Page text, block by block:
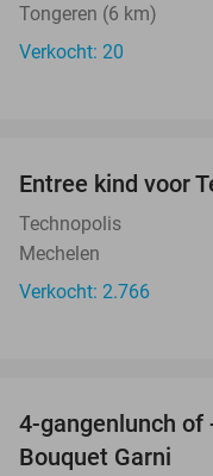
Tongeren (6 km)
Verkocht: 20
Entree kind voor
Technopolis
Mechelen
Verkocht: 2.766
4-gangenlunch of
Bouquet Garni